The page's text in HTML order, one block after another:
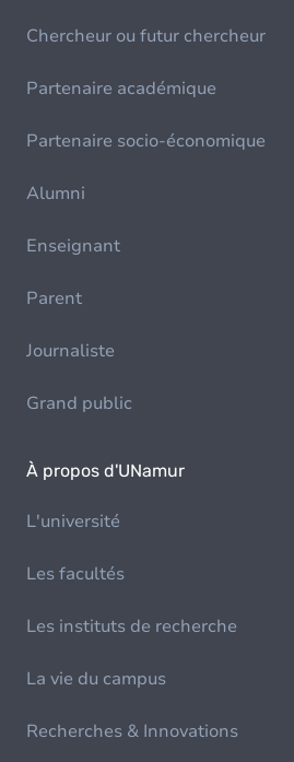
Chercheur ou futur chercheur
Partenaire académique
Partenaire socio-économique
Alumni
Enseignant
Parent
Journaliste
Grand public
À propos d'UNamur
L'université
Les facultés
Les instituts de recherche
La vie du campus
Recherches & Innovations